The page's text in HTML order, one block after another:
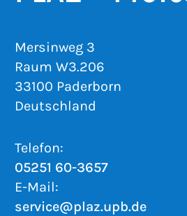
Mersinweg 3
Raum W3.206
33100 Paderborn
Deutschland
Telefon:
05251 60-3657
E-Mail:
service@plaz.upb.de